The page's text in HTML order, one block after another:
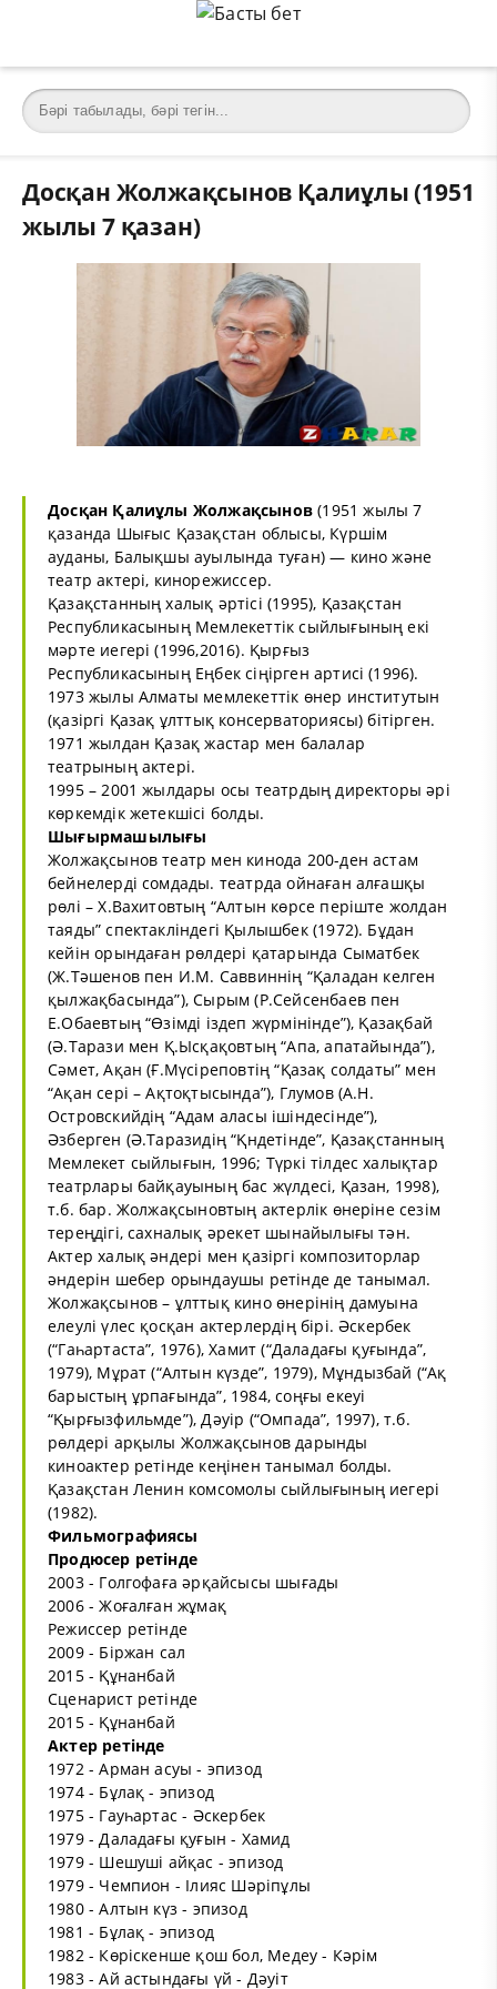
Досқан Жолжақсынов Қалиұлы (1951
жылы 7 қазан)
Досқан Қалиұлы Жолжақсынов (1951 жылы 7
қазанда Шығыс Қазақстан облысы, Күршім
ауданы, Балықшы ауылында туған) — кино және
театр актері, кинорежиссер.
Қазақстанның халық әртісі (1995), Қазақстан
Республикасының Мемлекеттік сыйлығының екі
мәрте иегері (1996,2016). Қырғыз
Республикасының Еңбек сіңірген артисі (1996).
1973 жылы Алматы мемлекеттік өнер институтын
(қазіргі Қазақ ұлттық консерваториясы) бітірген.
1971 жылдан Қазақ жастар мен балалар
театрының актері.
1995 – 2001 жылдары осы театрдың директоры әрі
көркемдік жетекшісі болды.
Шығырмашылығы
Жолжақсынов театр мен кинода 200-ден астам
бейнелерді сомдады. театрда ойнаған алғашқы
рөлі – Х.Вахитовтың “Алтын көрсе періште жолдан
таяды” спектакліндегі Қылышбек (1972). Бұдан
кейін орындаған рөлдері қатарында Сыматбек
(Ж.Тәшенов пен И.М. Саввиннің “Қаладан келген
қылжақбасында”), Сырым (Р.Сейсенбаев пен
Е.Обаевтың “Өзімді іздеп жүрмінінде”), Қазақбай
(Ә.Тарази мен Қ.Ысқақовтың “Апа, апатайында”),
Сәмет, Ақан (Ғ.Мүсіреповтің “Қазақ солдаты” мен
“Ақан сері – Ақтоқтысында”), Глумов (А.Н.
Островскийдің “Адам аласы ішіндесінде”),
Әзберген (Ә.Таразидің “Қндетінде”, Қазақстанның
Мемлекет сыйлығын, 1996; Түркі тілдес халықтар
театрлары байқауының бас жүлдесі, Қазан, 1998),
т.б. бар. Жолжақсыновтың актерлік өнеріне сезім
тереңдігі, сахналық әрекет шынайылығы тән.
Актер халық әндері мен қазіргі композиторлар
әндерін шебер орындаушы ретінде де танымал.
Жолжақсынов – ұлттық кино өнерінің дамуына
елеулі үлес қосқан актерлердің бірі. Әскербек
(“Гаһартаста”, 1976), Хамит (“Даладағы қуғында”,
1979), Мұрат (“Алтын күзде”, 1979), Мұндызбай (“Ақ
барыстың ұрпағында”, 1984, соңғы екеуі
“Қырғызфильмде”), Дәуір (“Омпада”, 1997), т.б.
рөлдері арқылы Жолжақсынов дарынды
киноактер ретінде кеңінен танымал болды.
Қазақстан Ленин комсомолы сыйлығының иегері
(1982).
Фильмографиясы
Продюсер ретінде
2003 - Голгофаға әрқайсысы шығады
2006 - Жоғалған жұмақ
Режиссер ретінде
2009 - Біржан сал
2015 - Құнанбай
Сценарист ретінде
2015 - Құнанбай
Актер ретінде
1972 - Арман асуы - эпизод
1974 - Бұлақ - эпизод
1975 - Гауһартас - Әскербек
1979 - Даладағы қуғын - Хамид
1979 - Шешуші айқас - эпизод
1979 - Чемпион - Ілияс Шәріпұлы
1980 - Алтын күз - эпизод
1981 - Бұлақ - эпизод
1982 - Көріскенше қош бол, Медеу - Кәрім
1983 - Ай астындағы үй - Дәуіт